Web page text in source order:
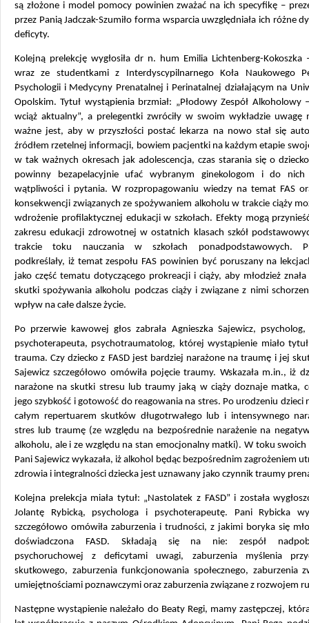
są złożone i model pomocy powinien zważać na ich specyfikę –
przez Panią Jadczak-Szumiło forma wsparcia uwzględniała ich różne
deficyty.
Kolejną prelekcję wygłosiła dr n. hum Emilia Lichtenberg-Kokoszka
wraz ze studentkami z Interdyscypilnarnego Koła Naukowego
Psychologii i Medycyny Prenatalnej i Perinatalnej działającym na
Opolskim. Tytuł wystąpienia brzmiał: „Płodowy Zespół Alkoholowy
wciąż aktualny”, a prelegentki zwróciły w swoim wykładzie uwagę
ważne jest, aby w przyszłości postać lekarza na nowo stał się
źródłem rzetelnej informacji, bowiem pacjentki na każdym etapie
w tak ważnych okresach jak adolescencja, czas starania się o
powinny bezapelacyjnie ufać wybranym ginekologom i do nich
wątpliwości i pytania. W rozpropagowaniu wiedzy na temat FAS
konsekwencji związanych ze spożywaniem alkoholu w trakcie ciąży
wdrożenie profilaktycznej edukacji w szkołach. Efekty mogą
zakresu edukacji zdrowotnej w ostatnich klasach szkół
trakcie toku nauczania w szkołach ponadpodstawowych.
podkreślały, iż temat zespołu FAS powinien być poruszany na
jako część tematu dotyczącego prokreacji i ciąży, aby młodzież znała
skutki spożywania alkoholu podczas ciąży i związane z nimi
wpływ na całe dalsze życie.
Po przerwie kawowej głos zabrała Agnieszka Sajewicz, psycholog,
psychoterapeuta, psychotraumatolog, której wystąpienie miało
trauma. Czy dziecko z FASD jest bardziej narażone na traumę i jej
Sajewicz szczegółowo omówiła pojęcie traumy. Wskazała m.in., iż
narażone na skutki stresu lub traumy jaką w ciąży doznaje matka,
jego szybkość i gotowość do reagowania na stres. Po urodzeniu dzieci
całym repertuarem skutków długotrwałego lub i intensywnego
stres lub traumę (ze względu na bezpośrednie narażenie na
alkoholu, ale i ze względu na stan emocjonalny matki). W toku swoich
Pani Sajewicz wykazała, iż alkohol będąc bezpośrednim zagrożeniem
zdrowia i integralności dziecka jest uznawany jako czynnik traumy
Kolejna prelekcja miała tytuł: „Nastolatek z FASD” i została
Jolantę Rybicką, psychologa i psychoterapeutę. Pani Rybicka
szczegółowo omówiła zaburzenia i trudności, z jakimi boryka się
doświadczona FASD. Składają się na nie: zespół
psychoruchowej z deficytami uwagi, zaburzenia myślenia
skutkowego, zaburzenia funkcjonowania społecznego, zaburzenia
umiejętnościami poznawczymi oraz zaburzenia związane z rozwojem
Następne wystąpienie należało do Beaty Regi, mamy zastępczej,